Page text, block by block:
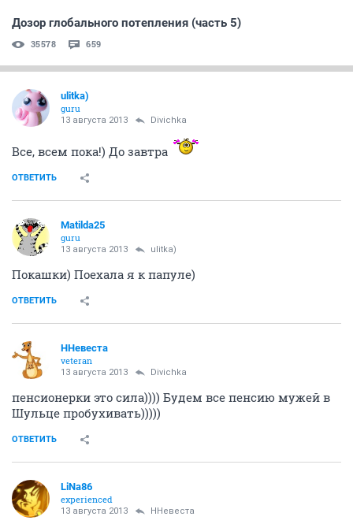
Дозор глобального потепления (часть 5)
35578 659
ulitka)
guru
13 августа 2013 Divichka
Все, всем пока!) До завтра
ОТВЕТИТЬ
Matilda25
guru
13 августа 2013 ulitka)
Покашки) Поехала я к папуле)
ОТВЕТИТЬ
ННевеста
veteran
13 августа 2013 Divichka
пенсионерки это сила)))) Будем все пенсию мужей в
Шульце пробухивать)))))
ОТВЕТИТЬ
LiNa86
experienced
13 августа 2013 ННевеста